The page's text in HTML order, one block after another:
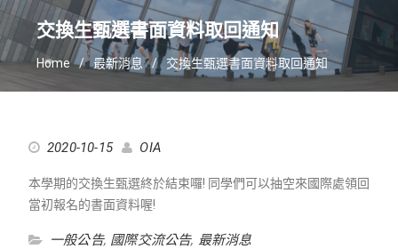
交換生甄選書面資料取回通知
Home 最新消息 交換生甄選書面資料取回通知
2020-10-15 OIA
本學期的交換生甄選終於結束囉! 同學們可以抽空來國際處領回
當初報名的書面資料喔!
一般公告, 國際交流公告, 最新消息